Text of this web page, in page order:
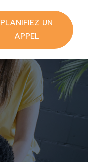
RESSOURCES
PLANIFIEZ UN
APPEL